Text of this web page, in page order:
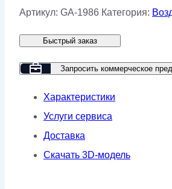
Воздушный
GMP
GA-
Артикул: GA-1986 Категория:
Быстрый заказ
Запросить коммерческое
Характеристики
Услуги сервиса
Доставка
Скачать 3D-модель